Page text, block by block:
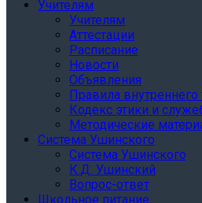
Учителям
Учителям
Аттестации
Расписание
Новости
Объявления
Правила
Кодекс этики и
Методические
Система Ушинского
Система Ушинского
К.Д. Ушинский
Вопрос-ответ
Школьное питание